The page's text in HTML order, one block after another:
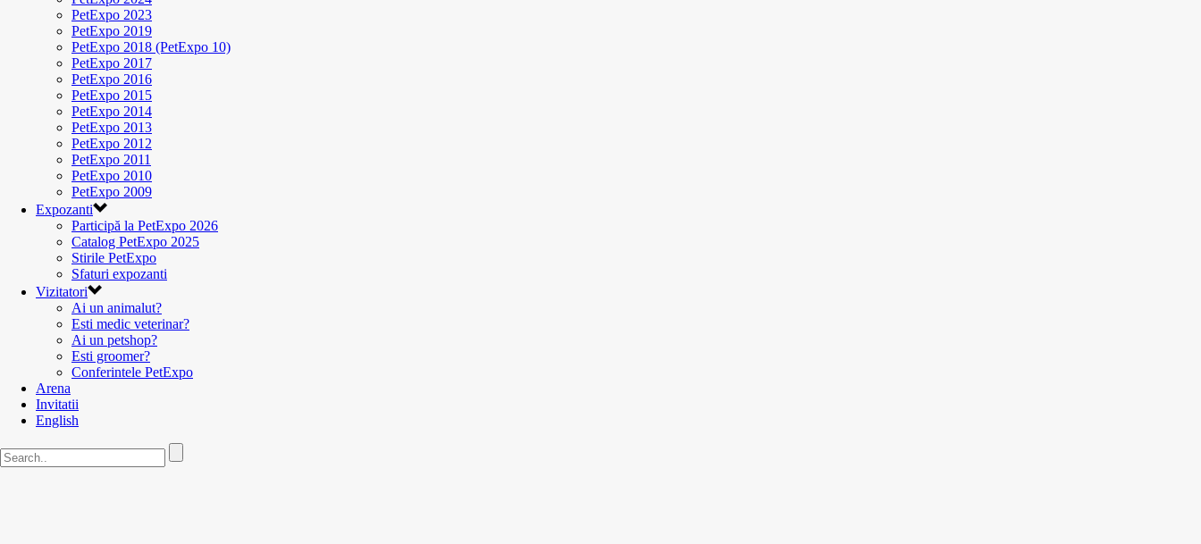
PetExpo 2023
PetExpo 2019
PetExpo 2018 (PetExpo 10)
PetExpo 2017
PetExpo 2016
PetExpo 2015
PetExpo 2014
PetExpo 2013
PetExpo 2012
PetExpo 2011
PetExpo 2010
PetExpo 2009
Expozanti
Participă la PetExpo 2026
Catalog PetExpo 2025
Stirile PetExpo
Sfaturi expozanti
Vizitatori
Ai un animalut?
Esti medic veterinar?
Ai un petshop?
Esti groomer?
Conferintele PetExpo
Arena
Invitatii
English